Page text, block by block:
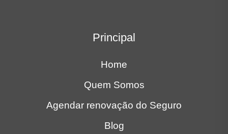
Principal
Home
Quem Somos
Agendar renovação do Seguro
Blog